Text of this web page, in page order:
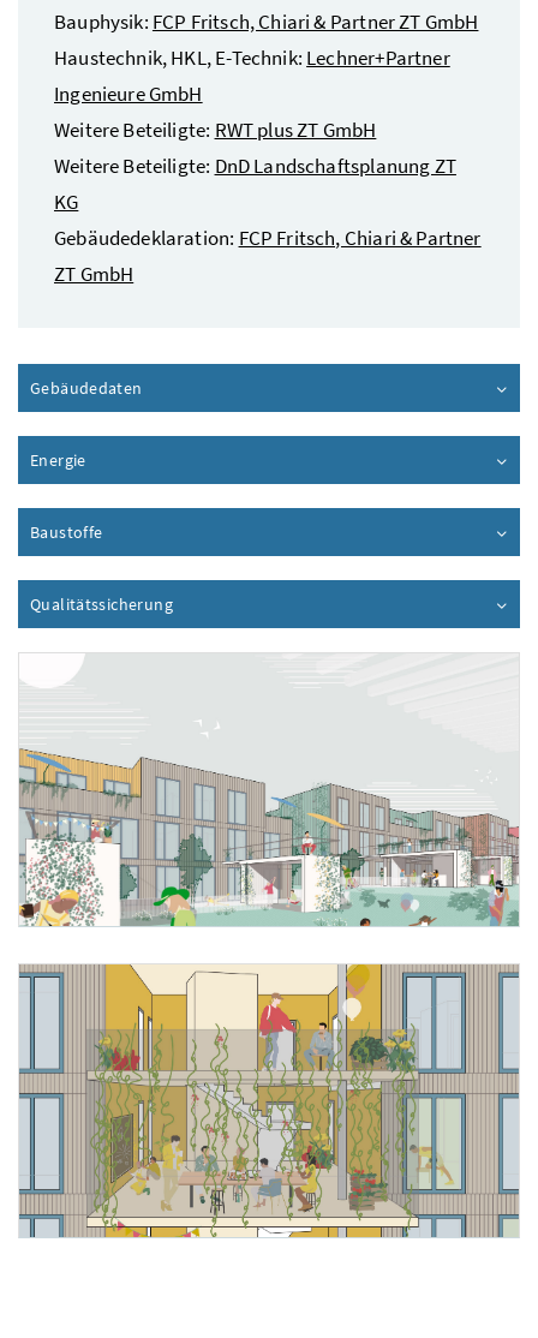
Bauphysik: FCP Fritsch, Chiari & Partner ZT GmbH
Haustechnik, HKL, E-Technik: Lechner+Partner
Ingenieure GmbH
Weitere Beteiligte: RWT plus ZT GmbH
Weitere Beteiligte: DnD Landschaftsplanung ZT
KG
Gebäudedeklaration: FCP Fritsch, Chiari & Partner
ZT GmbH
Gebäudedaten
Energie
Baustoffe
QualitätssicherungInhalt aufklappen
Foto 1: WUP architektur